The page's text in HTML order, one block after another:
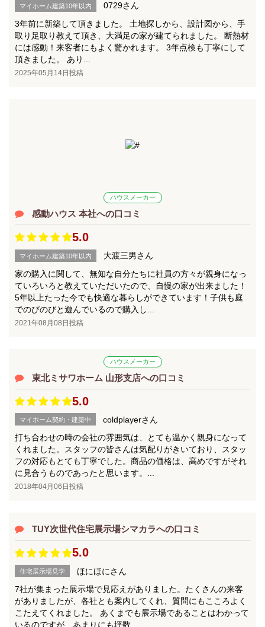
マイホーム建築10年以内
0729さん
3年前に新築して頂きました。 土地探しから、設計図から、手
取り足取り教えて頂き、大満足の家が建てられました。 断熱材
には感動！来客者にもよく驚かれます。 3年点検も丁寧にして
頂きました。 あり...
2025年05月14日投稿
ハウスメーカー
感動ハウス 本社への口コミ
5.0
マイホーム建築10年以内
大渡三男さん
家の購入に関して、無知な自分たちに社員の方々が親身になっ
ていろいろと教えていただいたので、自慢の家が出来ました！
5年以上たった今でも快適な暮らしができています！子供も庭
でのびのびと遊んでいるので購入し...
2021年08月08日投稿
ハウスメーカー
東北ミサワホーム 山形支店への口コミ
5.0
マイホーム契約・建築中
coldplayerさん
打ち合わせの時の会社の雰囲気は、とても温かく親身になって
くれました。スタッフの皆さんは気配りがきいており、スタッ
フの対応もとても丁寧でした。商品の価格は、高めですがそれ
に見合うものであったと思います。...
2018年04月06日投稿
TUY次世代住宅展示場シマカラへの口コミ
5.0
住宅展示場見学
ほにほにさん
7社が集まった展示場で見応えがありました。たくさんの来客
がありましたが、各社とも案内してくれ、質問にもこころよく
こたえてくれました。 あくまでも展示場であることはわかって
いるのですが、あまりにも坪数...